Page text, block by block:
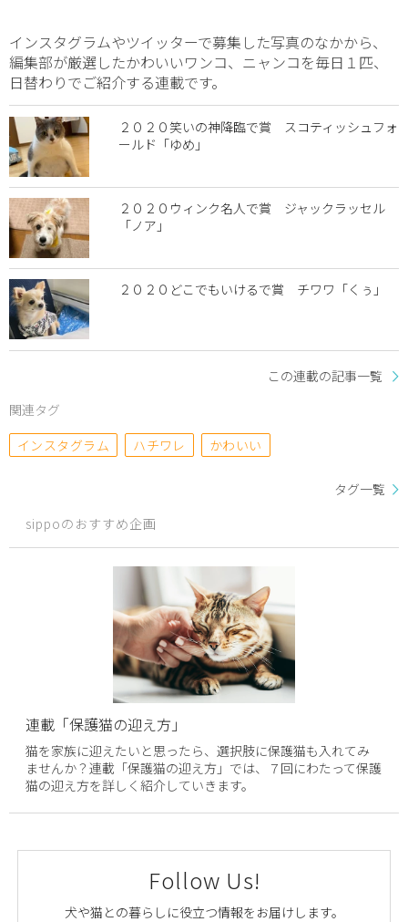
インスタグラムやツイッターで募集した写真のなかから、
編集部が厳選したかわいいワンコ、ニャンコを毎日１匹、
日替わりでご紹介する連載です。
２０２０笑いの神降臨で賞 スコティッシュフォ
ールド「ゆめ」
２０２０ウィンク名人で賞 ジャックラッセル
「ノア」
２０２０どこでもいけるで賞 チワワ「くぅ」
この連載の記事一覧
関連タグ
インスタグラム
ハチワレ かわいい
タグ一覧
sippoのおすすめ企画
連載「保護猫の迎え方」
猫を家族に迎えたいと思ったら、選択肢に保護猫も入れてみ
ませんか？連載「保護猫の迎え方」では、７回にわたって保護
猫の迎え方を詳しく紹介していきます。
Follow Us!
犬や猫との暮らしに役立つ情報をお届けします。